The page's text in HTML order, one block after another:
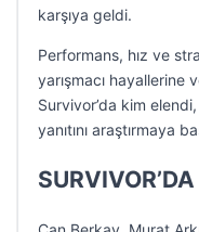
karşıya geldi.
Performans, hız ve
yarışmacı hayallerine
Survivor’da kim
yanıtını araştırmaya